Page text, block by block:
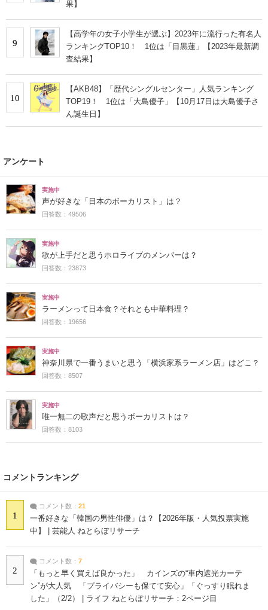
果】
9
【高学年の女子小学生が選ぶ】2023年に流行った有名人
ランキングTOP10！ 1位は「目黒蓮」【2023年最新調
査結果】
10
【AKB48】「歴代シングルセンター」人気ランキング
TOP19！ 1位は「大島優子」【10月17日は大島優子さ
ん誕生日】
アンケート
実施中
声が好きな「日本のボーカリスト」は？
回答数：49506
実施中
歌が上手だと思うホロライブのメンバーは？
回答数：23873
実施中
ラーメンって日本食？それとも中華料理？
回答数：19656
実施中
神奈川県で一番うまいと思う「横浜家系ラーメン店」はどこ？
回答数：8507
実施中
唯一無二の歌声だと思うボーカリストは？
回答数：8103
コメントランキング
1
コメント数： 21
一番好きな「韓国の男性俳優」は？【2026年版・人気投票実施
中】 | 芸能人 ねとらぼリサーチ
2
コメント数： 7
「もっと早く買えば良かった」 カインズの“車内遮光カーテ
ン”が大人気 「プライバシーも保てて安心」「ぐっすり眠れま
した」（2/2） | ライフ ねとらぼリサーチ：2ページ目